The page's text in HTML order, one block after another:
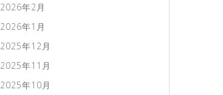
2026年2月
2026年1月
2025年12月
2025年11月
2025年10月